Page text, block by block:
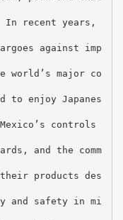
In recent years,
against imp
world’s major co
to enjoy Japanes
controls
and the comm
products des
and safety in mi